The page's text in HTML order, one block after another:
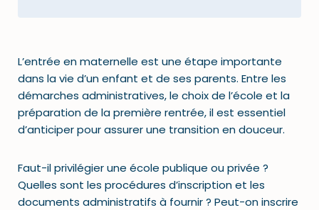
L’entrée en maternelle est une étape importante
dans la vie d’un enfant et de ses parents. Entre les
démarches administratives, le choix de l’école et la
préparation de la première rentrée, il est essentiel
d’anticiper pour assurer une transition en douceur.
Faut-il privilégier une école publique ou privée ?
Quelles sont les procédures d’inscription et les
documents administratifs à fournir ? Peut-on inscrire